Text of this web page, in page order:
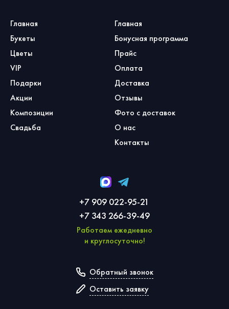
Главная
Букеты
Цветы
VIP
Подарки
Акции
Композиции
Свадьба
Главная
Бонусная программа
Прайс
Оплата
Доставка
Отзывы
Фото с доставок
О нас
Контакты
+7 909 022-95-21
+7 343 266-39-49
Работаем ежедневно
и круглосуточно!
Обратный звонок
Оставить заявку